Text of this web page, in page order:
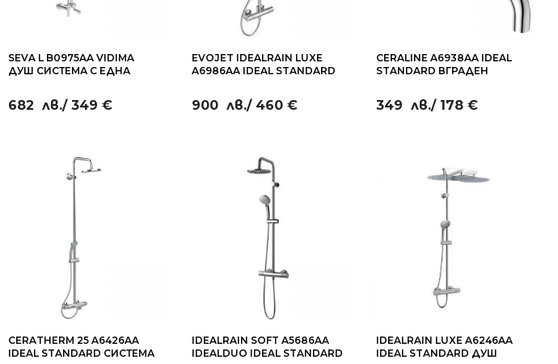
SEVA L B0975AA VIDIMA
ДУШ СИСТЕМА С ЕДНА
682 лв./ 349 €
EVOJET IDEALRAIN LUXE
A6986AA IDEAL STANDARD
ФУНКЦИИ
900 лв./ 460 €
CERALINE A6938AA IDEAL
STANDARD ВГРАДЕН
349 лв./ 178 €
CERATHERM 25 A6426AA
IDEAL STANDARD СИСТЕМА
IDEALRAIN SOFT A5686AA
IDEALDUO IDEAL STANDARD
IDEALRAIN LUXE A6246AA
IDEAL STANDARD ДУШ